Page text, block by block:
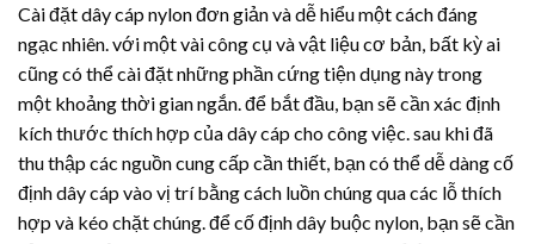
Cài đặt dây cáp nylon đơn giản và dễ hiểu một cách đáng
ngạc nhiên. với một vài công cụ và vật liệu cơ bản, bất kỳ ai
cũng có thể cài đặt những phần cứng tiện dụng này trong
một khoảng thời gian ngắn. để bắt đầu, bạn sẽ cần xác định
kích thước thích hợp của dây cáp cho công việc. sau khi đã
thu thập các nguồn cung cấp cần thiết, bạn có thể dễ dàng cố
định dây cáp vào vị trí bằng cách luồn chúng qua các lỗ thích
hợp và kéo chặt chúng. để cố định dây buộc nylon, bạn sẽ cần